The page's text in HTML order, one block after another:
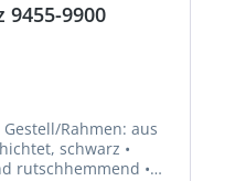
9455-9900
Rahmen: aus
schwarz •
rutschhemmend •